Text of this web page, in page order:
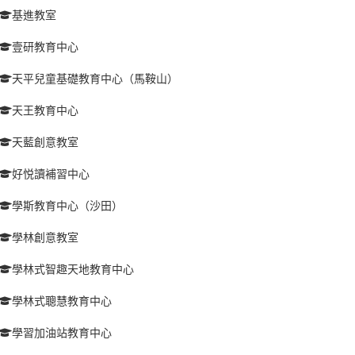
基進教室
壹研教育中心
天平兒童基礎教育中心（馬鞍山）
天王教育中心
天藍創意教室
好悦讀補習中心
學斯教育中心（沙田）
學林創意教室
學林式智趣天地教育中心
學林式聰慧教育中心
學習加油站教育中心